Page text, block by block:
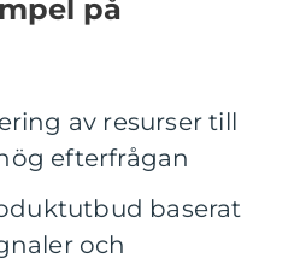
på
av resurser till
efterfrågan
baserat
och